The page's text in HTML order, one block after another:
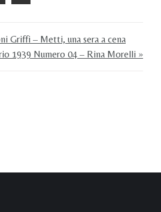
Griffi – Metti, una sera a cena
1939 Numero 04 – Rina Morelli »